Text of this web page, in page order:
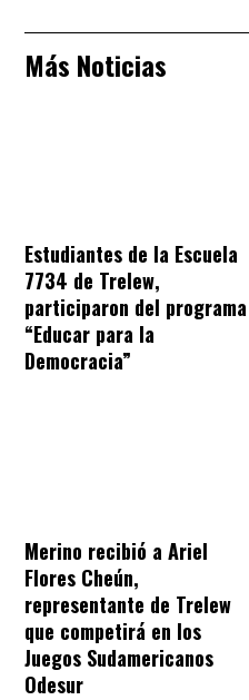
Más Noticias
Estudiantes de la Escuela
7734 de Trelew,
participaron del programa
“Educar para la
Democracia”
Merino recibió a Ariel
Flores Cheún,
representante de Trelew
que competirá en los
Juegos Sudamericanos
Odesur